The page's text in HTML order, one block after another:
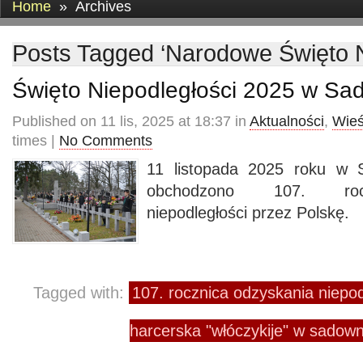
Home » Archives
Posts Tagged ‘Narodowe Święto
Święto Niepodległości 2025 w
Published on 11 lis, 2025 at 18:37 in Aktualności,
times | No Comments
11 listopada 2025 roku w
obchodzono 107.
niepodległości przez Polskę.
Tagged with: 107. rocznica odzyskania
harcerska "włóczykije" w